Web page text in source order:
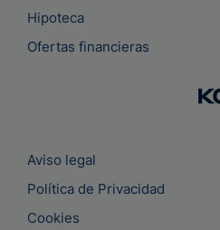
Hipoteca
Ofertas financieras
Aviso legal
Política de Privacidad
Cookies